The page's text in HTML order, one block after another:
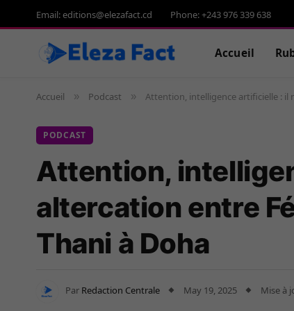
Email: editions@elezafact.cd Phone: +243 976 339 638
Accueil
Accueil » Podcast » Attention, intelligence artificielle : il
PODCAST
Attention,
altercation entre
Thani à Doha
Par Redaction Centrale May 19, 2025 Mise à